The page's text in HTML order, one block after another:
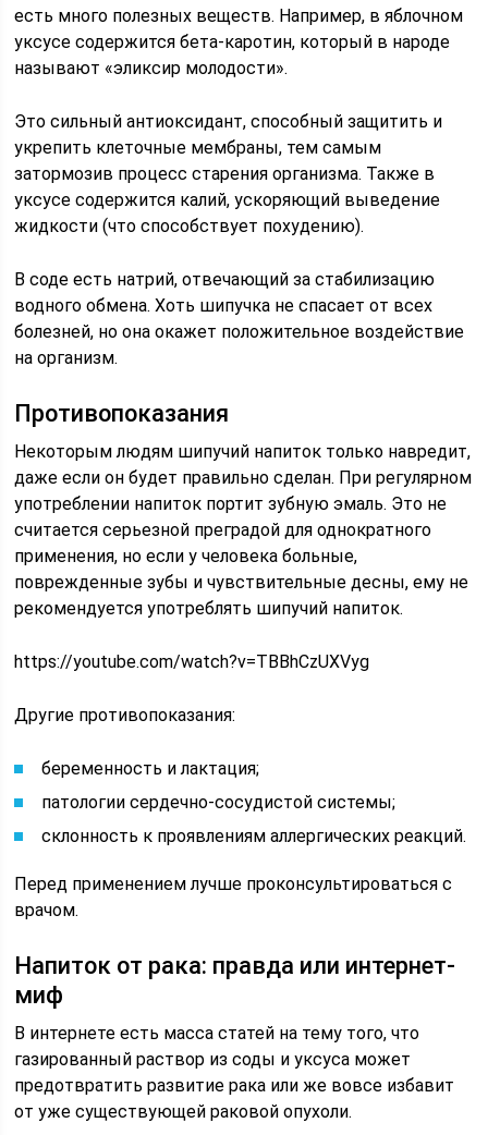
есть много полезных веществ. Например, в яблочном
уксусе содержится бета-каротин, который в народе
называют «эликсир молодости».
Это сильный антиоксидант, способный защитить и
укрепить клеточные мембраны, тем самым
затормозив процесс старения организма. Также в
уксусе содержится калий, ускоряющий выведение
жидкости (что способствует похудению).
В соде есть натрий, отвечающий за стабилизацию
водного обмена. Хоть шипучка не спасает от всех
болезней, но она окажет положительное воздействие
на организм.
Противопоказания
Некоторым людям шипучий напиток только навредит,
даже если он будет правильно сделан. При регулярном
употреблении напиток портит зубную эмаль. Это не
считается серьезной преградой для однократного
применения, но если у человека больные,
поврежденные зубы и чувствительные десны, ему не
рекомендуется употреблять шипучий напиток.
https://youtube.com/watch?v=TBBhCzUXVyg
Другие противопоказания:
беременность и лактация;
патологии сердечно-сосудистой системы;
склонность к проявлениям аллергических реакций.
Перед применением лучше проконсультироваться с
врачом.
Напиток от рака: правда или интернет-
миф
В интернете есть масса статей на тему того, что
газированный раствор из соды и уксуса может
предотвратить развитие рака или же вовсе избавит
от уже существующей раковой опухоли.